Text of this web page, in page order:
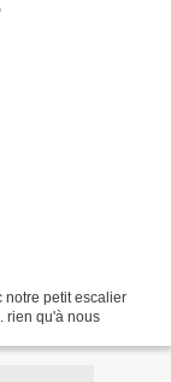
notre petit escalier
rien qu'à nous